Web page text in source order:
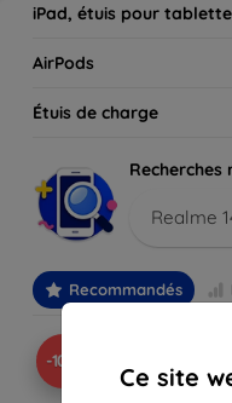
Ce site
iPad, étuis pour
AirPods
Étuis de charge
Recherches
Realme
Recommandés
-10%